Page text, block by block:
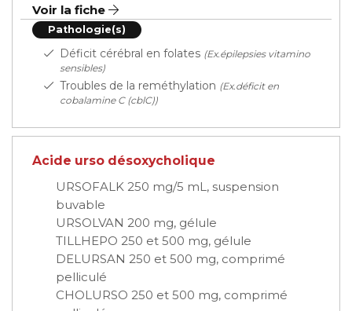
Voir la fiche
Pathologie(s)
Déficit cérébral en folates (Ex.épilepsies vitamino
sensibles)
Troubles de la reméthylation (Ex.déficit en
cobalamine C (cblC))
Acide urso désoxycholique
URSOFALK 250 mg/5 mL, suspension
buvable
URSOLVAN 200 mg, gélule
TILLHEPO 250 et 500 mg, gélule
DELURSAN 250 et 500 mg, comprimé
pelliculé
CHOLURSO 250 et 500 mg, comprimé